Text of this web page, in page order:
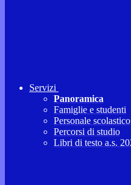
Servizi
Panoramica
Famiglie e studenti
Personale scolastico
Percorsi di studio
Libri di testo a.s.